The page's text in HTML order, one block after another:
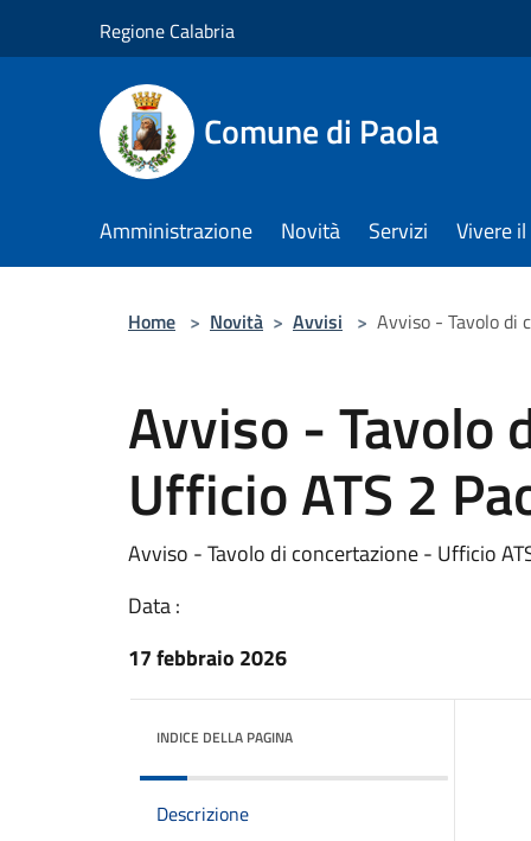
Regione Calabria
Comune di Paola
Amministrazione Novità Servizi Vivere
Home > Novità > Avvisi > Avviso - Tavolo di
Avviso - Tavolo
Ufficio ATS 2
Avviso - Tavolo di concertazione - Ufficio
Data :
17 febbraio 2026
INDICE DELLA PAGINA
Descrizione